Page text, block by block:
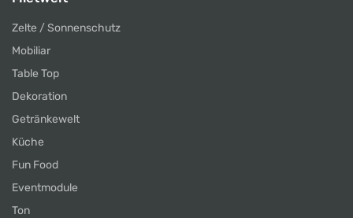
Zelte / Sonnenschutz
Mobiliar
Table Top
Dekoration
Getränkewelt
Küche
Fun Food
Eventmodule
Ton